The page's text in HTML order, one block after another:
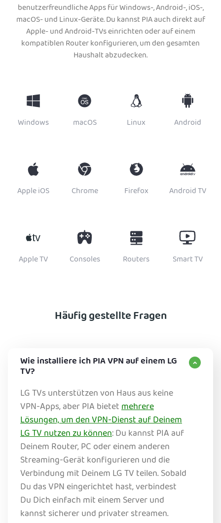
benutzerfreundliche Apps für Windows-, Android-, iOS-,
macOS- und Linux-Geräte. Du kannst PIA auch direkt auf
Apple- und Android-TVs einrichten oder auf einem
kompatiblen Router konfigurieren, um den gesamten
Haushalt abzudecken.
Windows macOS Linux Android
Apple iOS Chrome Firefox Android TV
Apple TV Consoles Routers Smart TV
Häufig gestellte Fragen
Wie installiere ich PIA VPN auf einem LG
TV?
LG TVs unterstützen von Haus aus keine
VPN-Apps, aber PIA bietetmehrere
Lösungen, um den VPN-Dienst auf Deinem
LG TV nutzen zu können: Du kannst PIA auf
Deinem Router, PC oder einem anderen
Streaming-Gerät konfigurieren und die
Verbindung mit Deinem LG TV teilen. Sobald
Du das VPN eingerichtet hast, verbindest
Du Dich einfach mit einem Server und
kannst sicherer und privater streamen.